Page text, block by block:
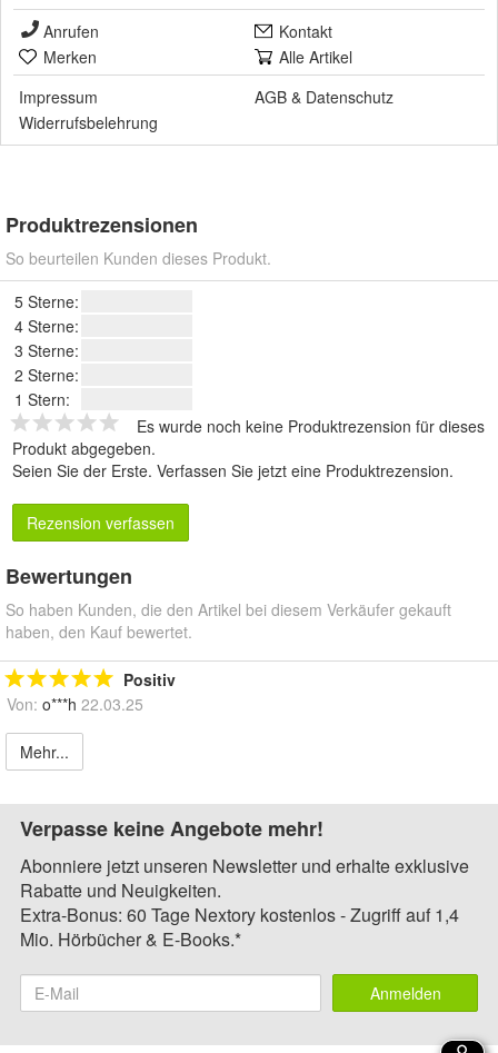
Anrufen
Kontakt
Merken
Alle Artikel
Impressum
AGB & Datenschutz
Widerrufsbelehrung
Produktrezensionen
So beurteilen Kunden dieses Produkt.
5 Sterne:
4 Sterne:
3 Sterne:
2 Sterne:
1 Stern:
Es wurde noch keine Produktrezension für dieses
Produkt abgegeben.
Seien Sie der Erste. Verfassen Sie jetzt eine Produktrezension.
Rezension verfassen
Bewertungen
So haben Kunden, die den Artikel bei diesem Verkäufer gekauft
haben, den Kauf bewertet.
Positiv
Von: o***h 22.03.25
Mehr...
Verpasse keine Angebote mehr!
Abonniere jetzt unseren Newsletter und erhalte exklusive
Rabatte und Neuigkeiten.
Extra-Bonus: 60 Tage Nextory kostenlos - Zugriff auf 1,4
Mio. Hörbücher & E-Books.*
Anmelden